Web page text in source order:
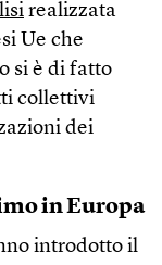
realizzata
Ue che
si è di fatto
collettivi
dei
in Europa
introdotto il